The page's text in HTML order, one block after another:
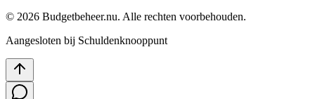
© 2026 Budgetbeheer.nu. Alle rechten voorbehouden.
Aangesloten bij Schuldenknooppunt